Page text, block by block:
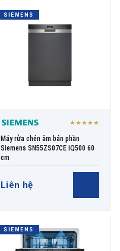
SIEMENS
★★★★★
Máy rửa chén âm bán phần
Siemens SN55ZS07CE iQ500 60
cm
Liên hệ
SIEMENS